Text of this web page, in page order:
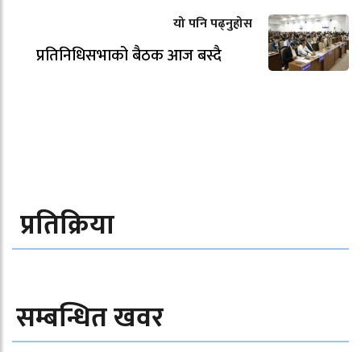
यो पनि पढ्नुहोस
प्रतिनिधिसभाको बैठक आज बस्दै
प्रतिक्रिया
सम्बन्धित खवर